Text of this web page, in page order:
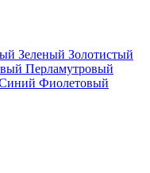
Зеленый Золотистый
Перламутровый
Фиолетовый